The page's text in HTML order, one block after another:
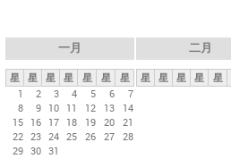
一月
星 星 星 星 星 星
星
1
2 3 4 5 6
7
8
9 10 11 12 13
14
15 16 17 18 19 20 21
22 23 24 25 26 27 28
29 30 31
二月
星 星 星 星 星